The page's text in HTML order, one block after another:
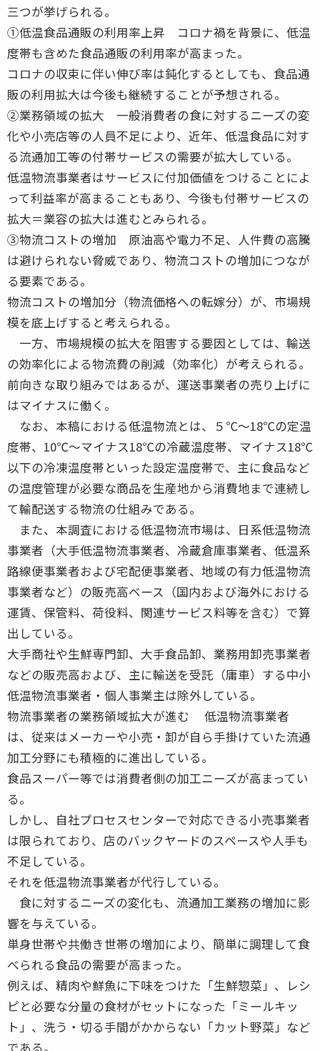
三つが挙げられる。
①低温食品通販の利用率上昇 コロナ禍を背景に、低温
度帯も含めた食品通販の利用率が高まった。
コロナの収束に伴い伸び率は鈍化するとしても、食品通
販の利用拡大は今後も継続することが予想される。
②業務領域の拡大 一般消費者の食に対するニーズの変
化や小売店等の人員不足により、近年、低温食品に対す
る流通加工等の付帯サービスの需要が拡大している。
低温物流事業者はサービスに付加価値をつけることによ
って利益率が高まることもあり、今後も付帯サービスの
拡大＝業容の拡大は進むとみられる。
③物流コストの増加 原油高や電力不足、人件費の高騰
は避けられない脅威であり、物流コストの増加につなが
る要素である。
物流コストの増加分（物流価格への転嫁分）が、市場規
模を底上げすると考えられる。
一方、市場規模の拡大を阻害する要因としては、輸送
の効率化による物流費の削減（効率化）が考えられる。
前向きな取り組みではあるが、運送事業者の売り上げに
はマイナスに働く。
なお、本稿における低温物流とは、５℃～18℃の定温
度帯、10℃～マイナス18℃の冷蔵温度帯、マイナス18℃
以下の冷凍温度帯といった設定温度帯で、主に食品など
の温度管理が必要な商品を生産地から消費地まで連続し
て輸配送する物流の仕組みである。
また、本調査における低温物流市場は、日系低温物流
事業者（大手低温物流事業者、冷蔵倉庫事業者、低温系
路線便事業者および宅配便事業者、地域の有力低温物流
事業者など）の販売高ベース（国内および海外における
運賃、保管料、荷役料、関連サービス料等を含む）で算
出している。
大手商社や生鮮専門卸、大手食品卸、業務用卸売事業者
などの販売高および、主に輸送を受託（庸車）する中小
低温物流事業者・個人事業主は除外している。
物流事業者の業務領域拡大が進む 低温物流事業者
は、従来はメーカーや小売・卸が自ら手掛けていた流通
加工分野にも積極的に進出している。
食品スーパー等では消費者側の加工ニーズが高まってい
る。
しかし、自社プロセスセンターで対応できる小売事業者
は限られており、店のバックヤードのスペースや人手も
不足している。
それを低温物流事業者が代行している。
食に対するニーズの変化も、流通加工業務の増加に影
響を与えている。
単身世帯や共働き世帯の増加により、簡単に調理して食
べられる食品の需要が高まった。
例えば、精肉や鮮魚に下味をつけた「生鮮惣菜」、レシ
ピと必要な分量の食材がセットになった「ミールキッ
ト」、洗う・切る手間がかからない「カット野菜」など
である。